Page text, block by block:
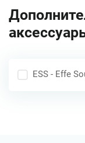
ESS - Effe